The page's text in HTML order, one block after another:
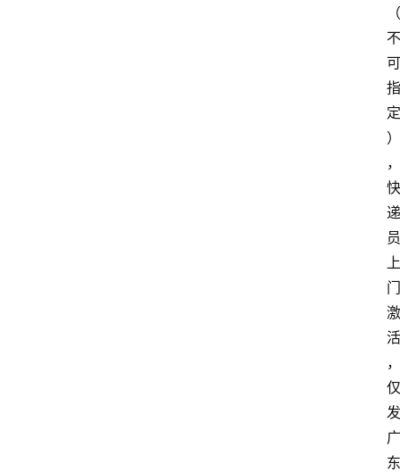
（
不
可
指
定
）
，
快
递
员
上
门
激
活
，
仅
发
广
东